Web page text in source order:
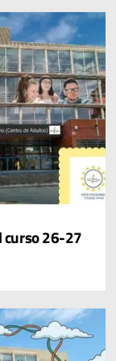
curso 26-27